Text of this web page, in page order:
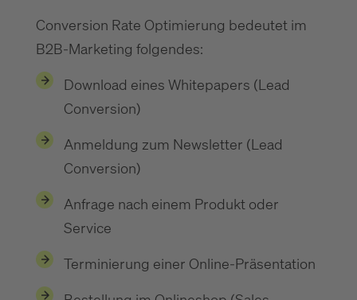
Conversion Rate Optimierung bedeutet im
B2B-Marketing folgendes:
Download eines Whitepapers (Lead
Conversion)
Anmeldung zum Newsletter (Lead
Conversion)
Anfrage nach einem Produkt oder
Service
Terminierung einer Online-Präsentation